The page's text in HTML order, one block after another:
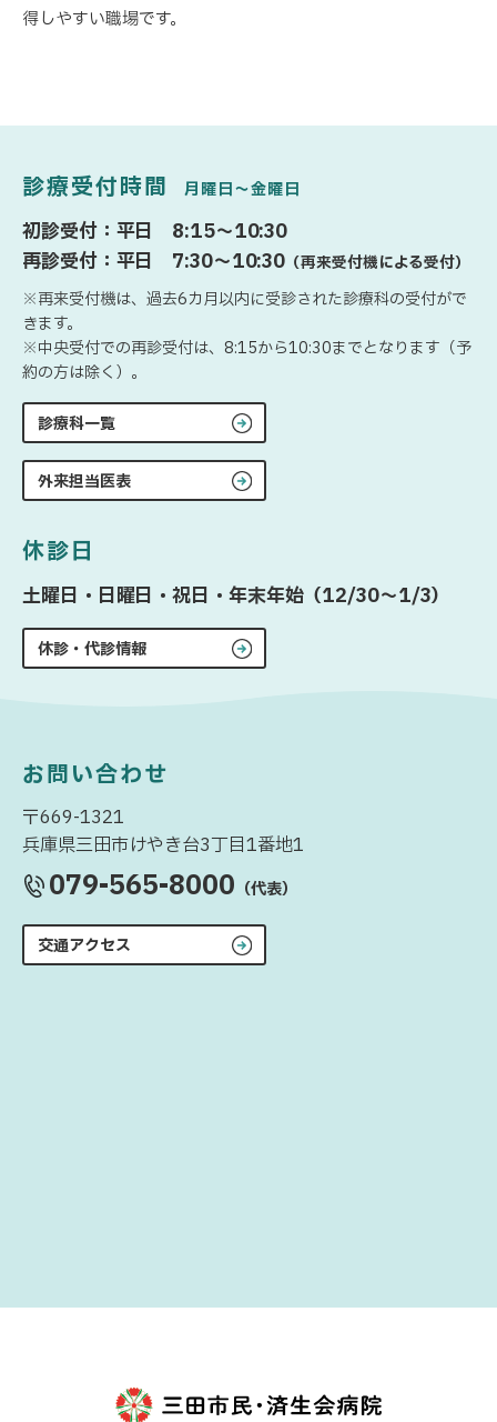
得しやすい職場です。
診療受付時間 月曜日〜金曜日
初診受付：平日 8:15〜10:30
再診受付：平日 7:30〜10:30 （再来受付機による受付）
※再来受付機は、過去6カ月以内に受診された診療科の受付がで
きます。
※中央受付での再診受付は、8:15から10:30までとなります（予
約の方は除く）。
診療科一覧
外来担当医表
休診日
土曜日・日曜日・祝日・年末年始（12/30〜1/3）
休診・代診情報
お問い合わせ
〒669-1321
兵庫県三田市けやき台3丁目1番地1
079-565-8000 （代表）
交通アクセス